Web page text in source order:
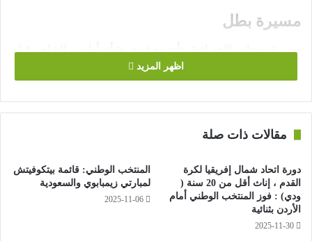
مسيرة بطل
واستمر معه حتى 2013، شارك في 40 مباراة سجل خلالها 20 هدفا،
وحقق كأس البرتغال.
وفي 2018، انتقل إلى نوتنجهام فورست الإنجليزي، ومنه إلى
أولمبياكوس اليوناني عام 2019، قبل أن يفسخ عقده قبل أيام
بالتراضي.
اظهر المزيد
مقالات ذات صلة
دورة اتحاد شمال إفريقيا لكرة
القدم ، إناث أقل من 20 سنة (
ودي) : فوز المنتخب الوطني أمام
الأردن بثنائية
2025-11-30
المنتخب الوطني: قائمة بيتكوفيتش
لمبارتي زيمبابوي والسعودية
2025-11-06